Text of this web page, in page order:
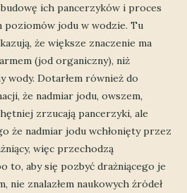
ich pancerzyków i proces
poziomów jodu w wodzie. Tu
że większe znaczenie ma
(jod organiczny), niż
wody. Dotarłem również do
że nadmiar jodu, owszem,
zrzucają pancerzyki, ale
że nadmiar jodu wchłonięty przez
więc przechodzą
to, aby się pozbyć drażniącego je
nie znalazłem naukowych źródeł